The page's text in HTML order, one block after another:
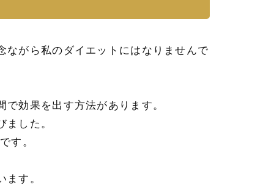
ながら私のダイエットにはなりませんで
効果を出す方法があります。
した。
す。
す。